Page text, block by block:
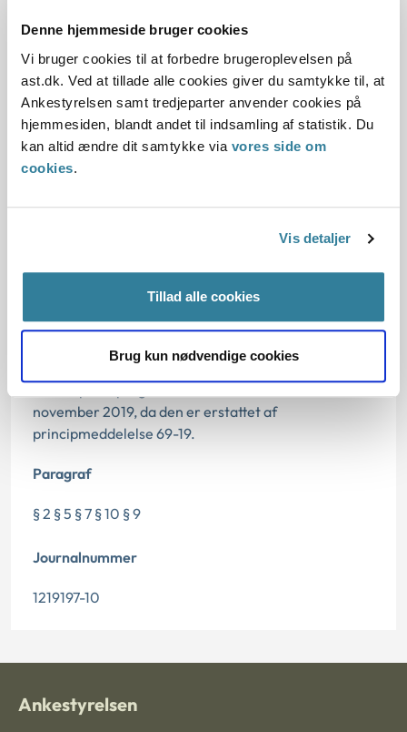
Denne hjemmeside bruger cookies
Vi bruger cookies til at forbedre brugeroplevelsen på
ast.dk. Ved at tillade alle cookies giver du samtykke til, at
Ankestyrelsen samt tredjeparter anvender cookies på
hjemmesiden, blandt andet til indsamling af statistik. Du
kan altid ændre dit samtykke via vores side om
cookies.
Vis detaljer
Tillad alle cookies
Brug kun nødvendige cookies
Afgørelse:
Bemærkninger til klagen
Oplysningerne i sagen
01.11.2011
november 2019, da den er erstattet af
principmeddelelse 69-19.
Paragraf
§ 2 § 5 § 7 § 10 § 9
Journalnummer
1219197-10
Ankestyrelsen